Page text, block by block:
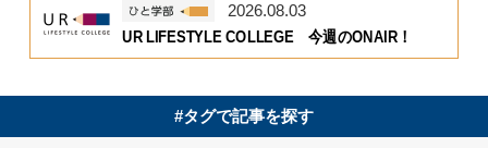
2026.08.03
UR LIFESTYLE COLLEGE 今週のONAIR！
#タグで記事を探す